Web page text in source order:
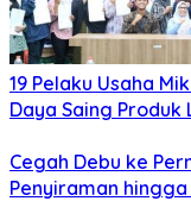
19 Pelaku Usaha
Daya Saing Produk
Cegah Debu ke
Penyiraman